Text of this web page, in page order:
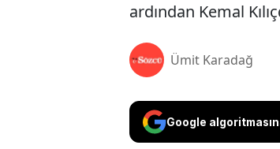
ardından Kemal
Ümit Karadağ
Google